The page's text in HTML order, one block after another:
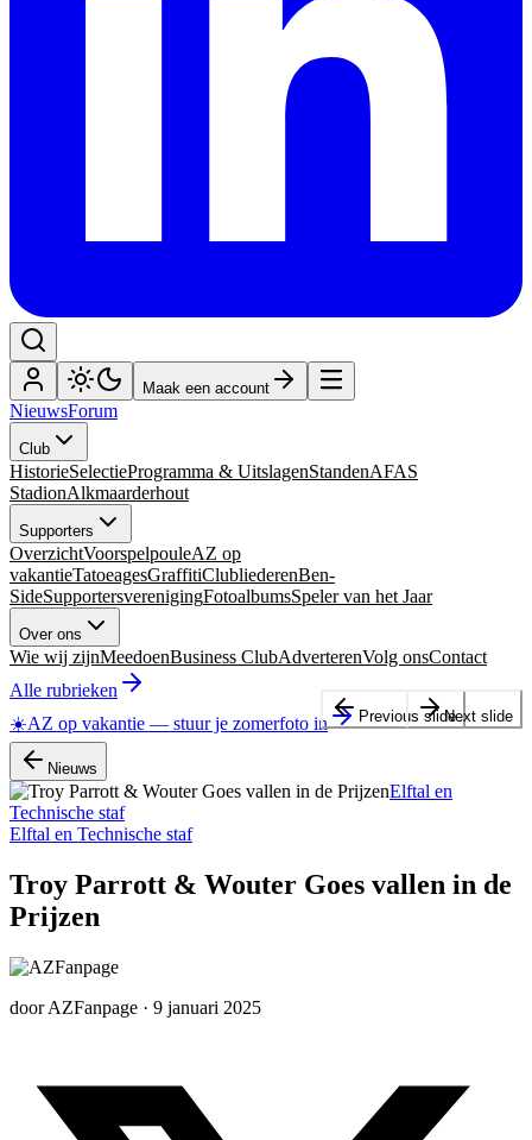
Maak een account
NieuwsForum
Club
HistorieSelectieProgramma & UitslagenStandenAFAS
StadionAlkmaarderhout
Supporters
OverzichtVoorspelpouleAZ op
vakantieTatoeagesGraffitiClubliederenBen-
SideSupportersverenigingFotoalbumsSpeler van het Jaar
Over ons
Wie wij zijnMeedoenBusiness ClubAdverterenVolg onsContact
Alle rubrieken
☀️AZ op vakantie — stuur je zomerfoto in
Nieuws
Elftal en
Technische staf
Elftal en Technische staf
Troy Parrott & Wouter Goes vallen in de
Prijzen
door AZFanpage · 9 januari 2025
Previous slideNext slide